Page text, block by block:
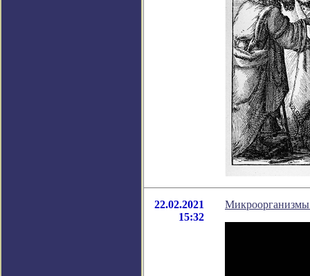
22.02.2021
15:32
Микроорганизмы